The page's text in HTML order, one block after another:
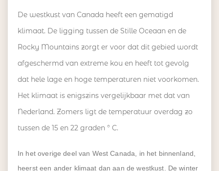
De westkust van Canada heeft een gematigd
klimaat. De ligging tussen de Stille Oceaan en de
Rocky Mountains zorgt er voor dat dit gebied wordt
afgeschermd van extreme kou en heeft tot gevolg
dat hele lage en hoge temperaturen niet voorkomen.
Het klimaat is enigszins vergelijkbaar met dat van
Nederland. Zomers ligt de temperatuur overdag zo
tussen de 15 en 22 graden ° C.
In het overige deel van West Canada, in het binnenland,
heerst een ander klimaat dan aan de westkust. De winter